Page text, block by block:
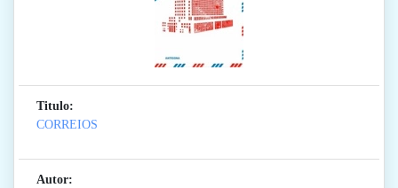
Titulo:
CORREIOS
Autor: